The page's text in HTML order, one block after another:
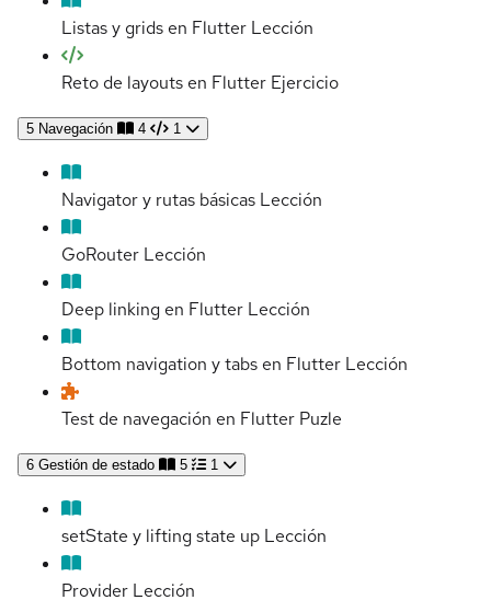
Listas y grids en Flutter Lección
Reto de layouts en Flutter Ejercicio
5 Navegación 4 1
Navigator y rutas básicas Lección
GoRouter Lección
Deep linking en Flutter Lección
Bottom navigation y tabs en Flutter Lección
Test de navegación en Flutter Puzle
6 Gestión de estado 5 1
setState y lifting state up Lección
Provider Lección